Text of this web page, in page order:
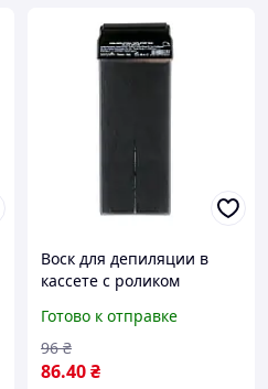
Воск для депиляции в
кассете с роликом
BLACK ORCHID, 100 мл
Skin System
Готово к отправке
86.40₴
96 ₴